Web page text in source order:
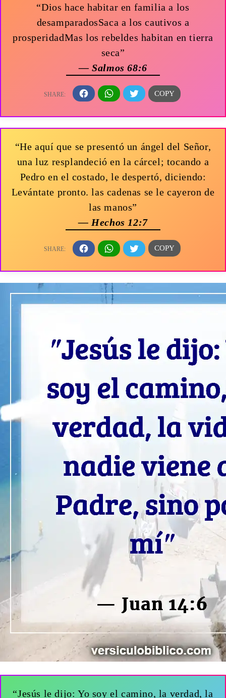
“Dios hace habitar en familia a los
desamparadosSaca a los cautivos a
prosperidadMas los rebeldes habitan en tierra
seca”
— Salmos 68:6
“He aquí que se presentó un ángel del Señor,
una luz resplandeció en la cárcel; tocando a
Pedro en el costado, le despertó, diciendo:
Levántate pronto. las cadenas se le cayeron de
las manos”
— Hechos 12:7
“Jesús le dijo: Yo soy el camino, la verdad, la